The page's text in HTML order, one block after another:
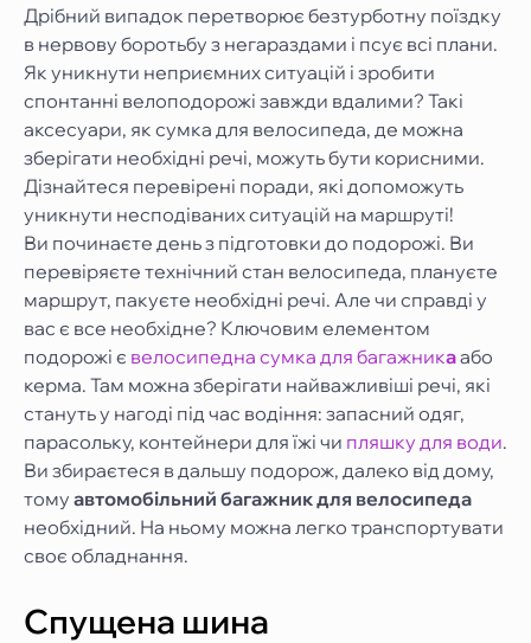
Дрібний випадок перетворює безтурботну поїздку
в нервову боротьбу з негараздами і псує всі плани.
Як уникнути неприємних ситуацій і зробити
спонтанні велоподорожі завжди вдалими? Такі
аксесуари, як сумка для велосипеда, де можна
зберігати необхідні речі, можуть бути корисними.
Дізнайтеся перевірені поради, які допоможуть
уникнути несподіваних ситуацій на маршруті!
Ви починаєте день з підготовки до подорожі. Ви
перевіряєте технічний стан велосипеда, плануєте
маршрут, пакуєте необхідні речі. Але чи справді у
вас є все необхідне? Ключовим елементом
подорожі є велосипедна сумка для багажникаабо
керма. Там можна зберігати найважливіші речі, які
стануть у нагоді під час водіння: запасний одяг,
парасольку, контейнери для їжі чи пляшку для води.
Ви збираєтеся в дальшу подорож, далеко від дому,
тому автомобільний багажник для велосипеда
необхідний. На ньому можна легко транспортувати
своє обладнання.
Спущена шина